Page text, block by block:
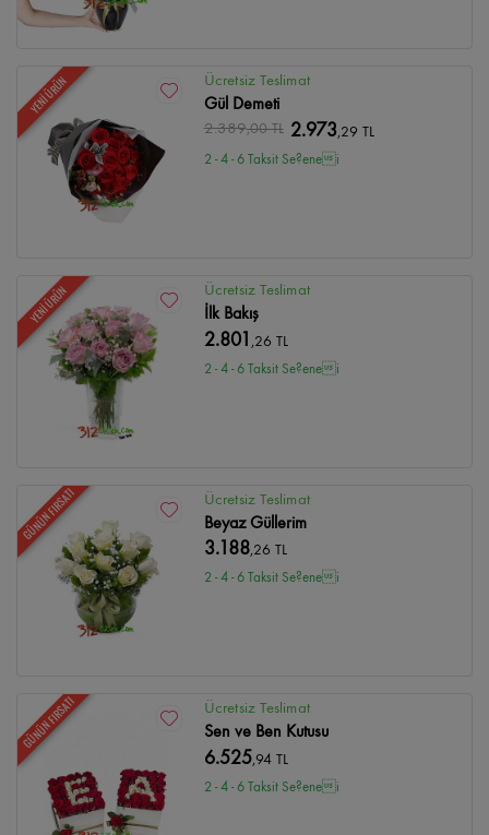
YENİ ÜRÜN Ücretsiz Teslimat
Gül Demeti
2.389,00 TL 2.973,29 TL
2 - 4 - 6 Taksit Se?enei
YENİ ÜRÜN Ücretsiz Teslimat
İlk Bakış
2.801 ,26 TL
2 - 4 - 6 Taksit Se?enei
GÜNÜN FIRSATI Ücretsiz Teslimat
Beyaz Güllerim
3.188,26 TL
2 - 4 - 6 Taksit Se?enei
GÜNÜN FIRSATI Ücretsiz Teslimat
Sen ve Ben Kutusu
6.525,94 TL
2 - 4 - 6 Taksit Se?enei